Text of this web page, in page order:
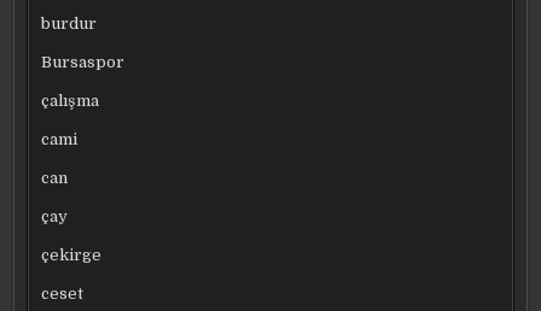
burdur
Bursaspor
çalışma
cami
can
çay
çekirge
ceset